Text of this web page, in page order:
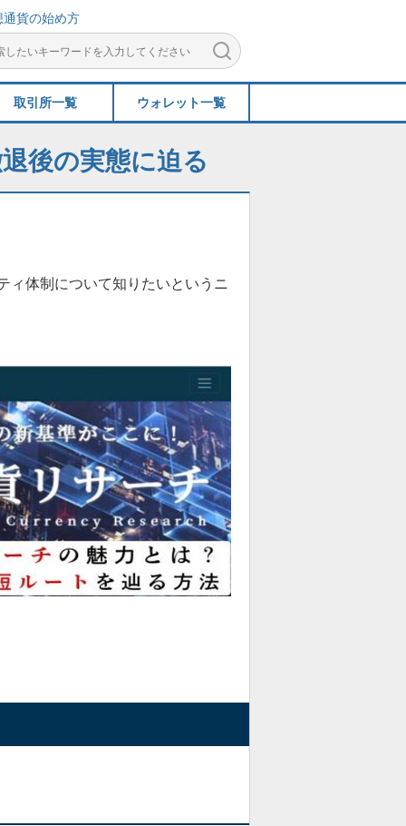
通貨の始め方
取引所一覧 ウォレット一覧
後の実態に迫る
ィ体制について知りたいというニ